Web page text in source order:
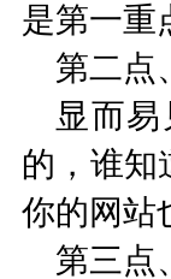
是第一重
第二点
显而
的，谁知
你的网站
第三点